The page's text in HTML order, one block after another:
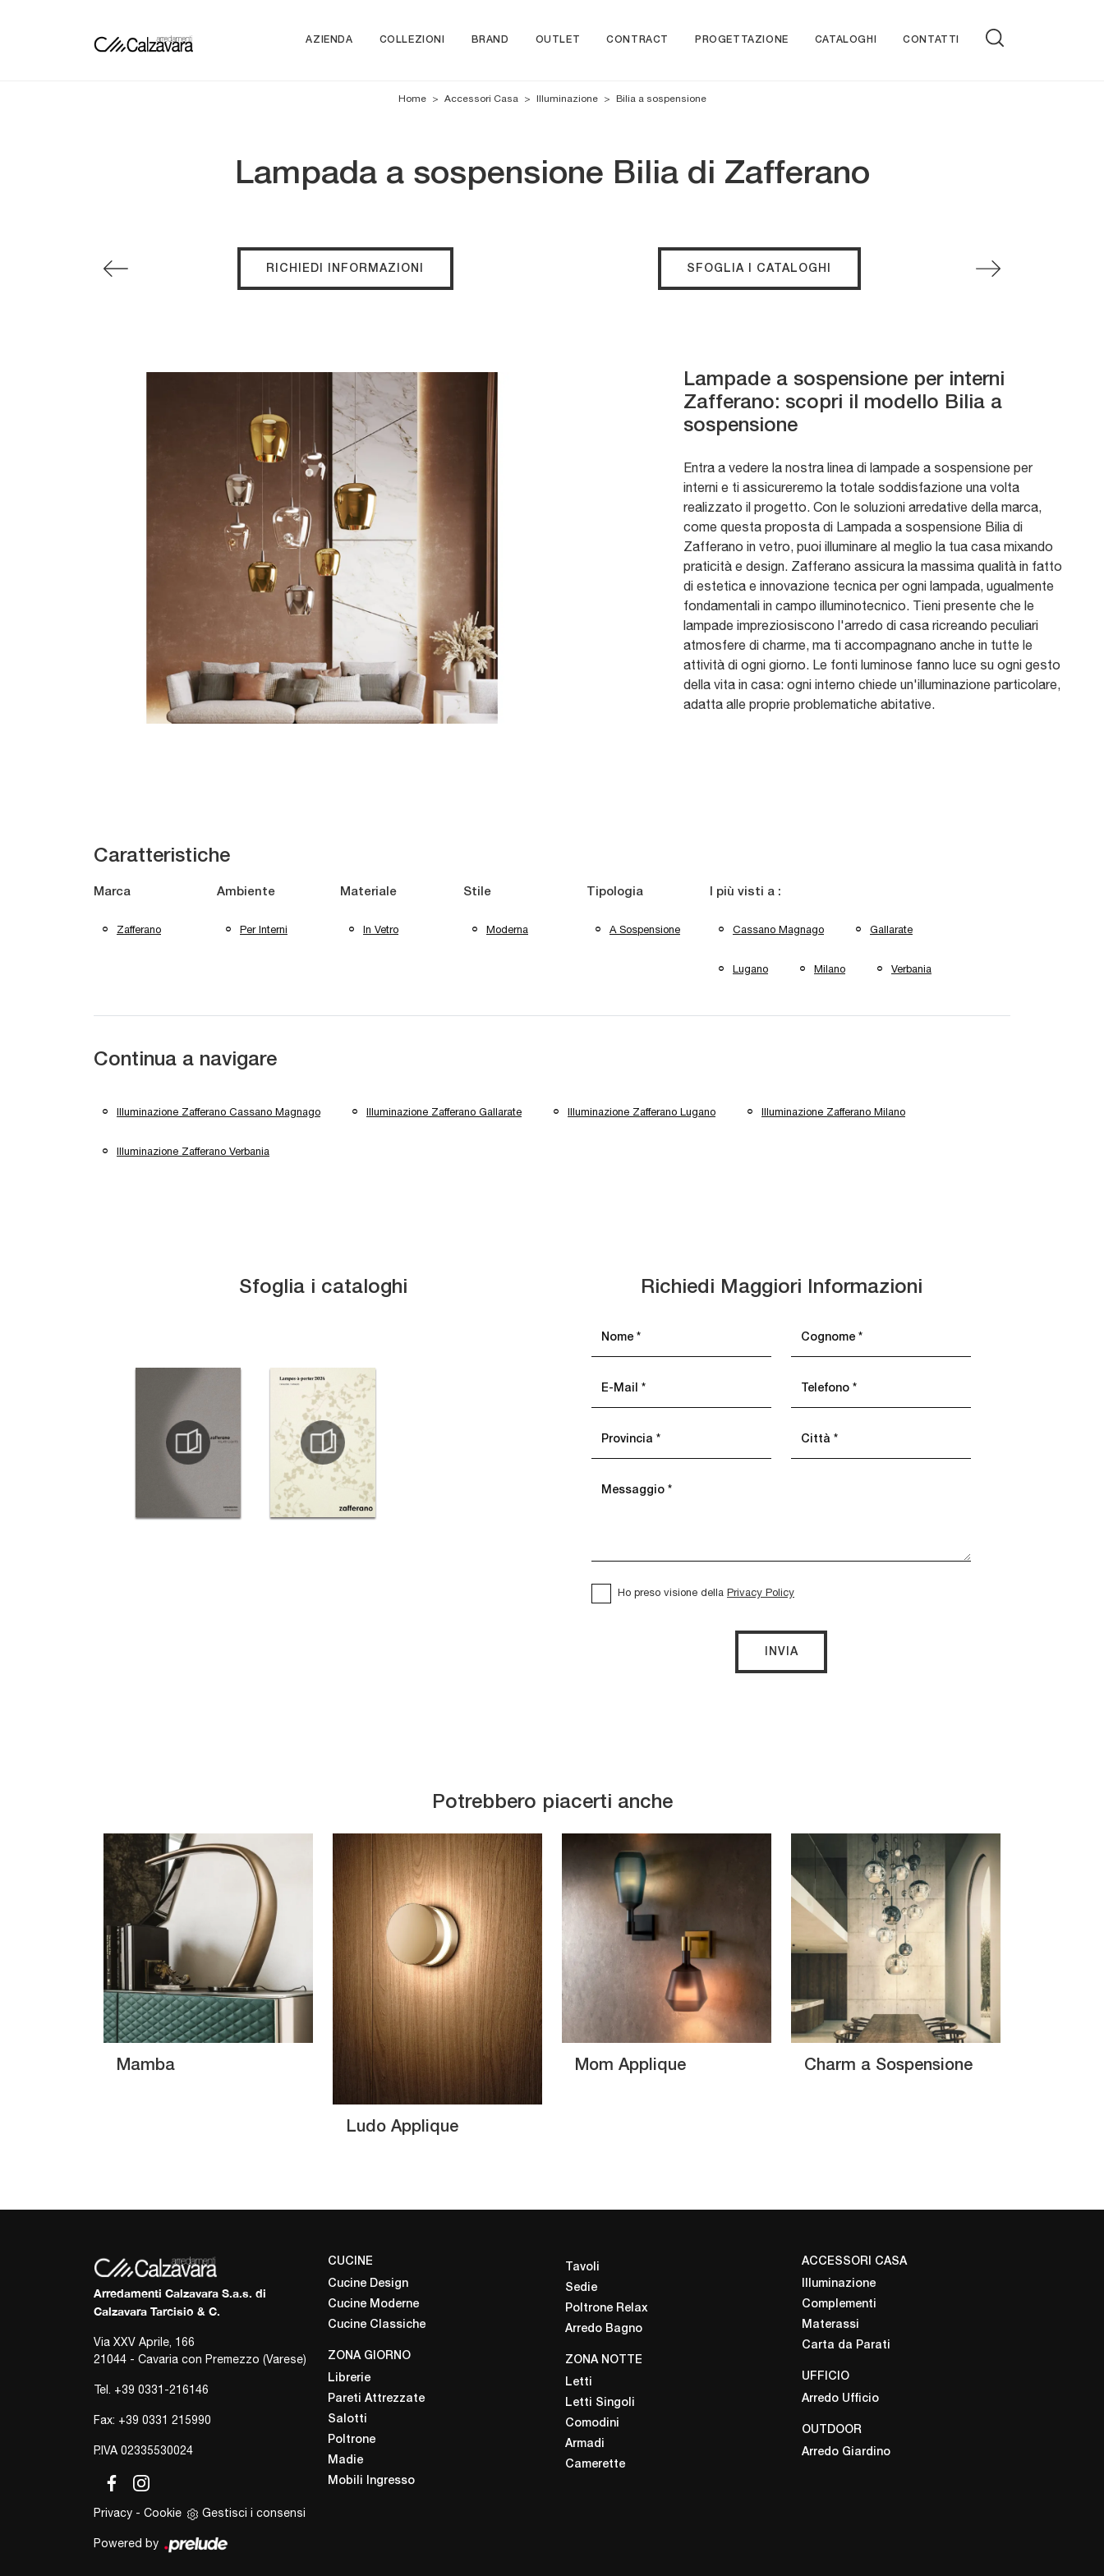
AZIENDA COLLEZIONI BRAND OUTLET CONTRACT PROGETTAZIONE CATALOGHI CONTATTI
Home > Accessori Casa > Illuminazione > Bilia a sospensione
Lampada a sospensione Bilia di Zafferano
RICHIEDI INFORMAZIONI SFOGLIA I CATALOGHI
Lampade a sospensione per interni
Zafferano: scopri il modello Bilia a
sospensione
Entra a vedere la nostra linea di lampade a sospensione per
interni e ti assicureremo la totale soddisfazione una volta
realizzato il progetto. Con le soluzioni arredative della marca,
come questa proposta di Lampada a sospensione Bilia di
Zafferano in vetro, puoi illuminare al meglio la tua casa mixando
praticità e design. Zafferano assicura la massima qualità in fatto
di estetica e innovazione tecnica per ogni lampada, ugualmente
fondamentali in campo illuminotecnico. Tieni presente che le
lampade impreziosiscono l'arredo di casa ricreando peculiari
atmosfere di charme, ma ti accompagnano anche in tutte le
attività di ogni giorno. Le fonti luminose fanno luce su ogni gesto
della vita in casa: ogni interno chiede un'illuminazione particolare,
adatta alle proprie problematiche abitative.
Caratteristiche
Marca
Zafferano
Ambiente
Per Interni
Materiale
In Vetro
Stile
Moderna
Tipologia
A Sospensione
I più visti a :
Cassano Magnago Gallarate
Lugano Milano Verbania
Continua a navigare
Illuminazione Zafferano Cassano Magnago Illuminazione Zafferano Gallarate Illuminazione Zafferano Lugano Illuminazione Zafferano Milano
Illuminazione Zafferano Verbania
Sfoglia i cataloghi Richiedi Maggiori Informazioni
Ho preso visione della Privacy Policy
INVIA
Potrebbero piacerti anche
Mamba
Ludo Applique
Mom Applique Charm a Sospensione
Arredamenti Calzavara S.a.s. di
Calzavara Tarcisio & C.
Via XXV Aprile, 166
21044 - Cavaria con Premezzo (Varese)
Tel. +39 0331-216146
Fax: +39 0331 215990
P.IVA 02335530024
Privacy - Cookie Gestisci i consensi
CUCINE
Cucine Design
Cucine Moderne
Cucine Classiche
ZONA GIORNO
Librerie
Pareti Attrezzate
Salotti
Poltrone
Madie
Mobili Ingresso
Tavoli
Sedie
Poltrone Relax
Arredo Bagno
ZONA NOTTE
Letti
Letti Singoli
Comodini
Armadi
Camerette
ACCESSORI CASA
Illuminazione
Complementi
Materassi
Carta da Parati
UFFICIO
Arredo Ufficio
OUTDOOR
Arredo Giardino
Powered by